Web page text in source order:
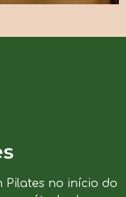
no início do